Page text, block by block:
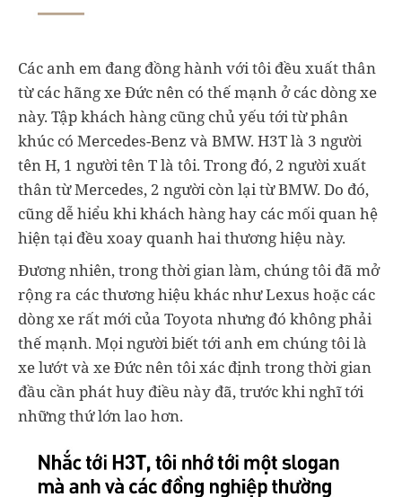
Các anh em đang đồng hành với tôi đều xuất thân
từ các hãng xe Đức nên có thế mạnh ở các dòng xe
này. Tập khách hàng cũng chủ yếu tới từ phân
khúc có Mercedes-Benz và BMW. H3T là 3 người
tên H, 1 người tên T là tôi. Trong đó, 2 người xuất
thân từ Mercedes, 2 người còn lại từ BMW. Do đó,
cũng dễ hiểu khi khách hàng hay các mối quan hệ
hiện tại đều xoay quanh hai thương hiệu này.
Đương nhiên, trong thời gian làm, chúng tôi đã mở
rộng ra các thương hiệu khác như Lexus hoặc các
dòng xe rất mới của Toyota nhưng đó không phải
thế mạnh. Mọi người biết tới anh em chúng tôi là
xe lướt và xe Đức nên tôi xác định trong thời gian
đầu cần phát huy điều này đã, trước khi nghĩ tới
những thứ lớn lao hơn.